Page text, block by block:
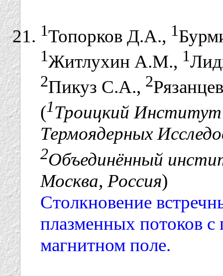
1Топорков Д.А., 1
1Житлухин А.М., 1
2Пикуз С.А., 2
(1Троицкий
Термоядерных
2Объединённый
Москва, Россия)
Столкновение
плазменных потоков с
магнитном поле.